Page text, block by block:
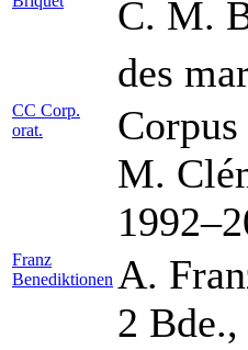
C. M.
des
CC Corp.
orat.
M.
Franz
Benediktionen A.
2